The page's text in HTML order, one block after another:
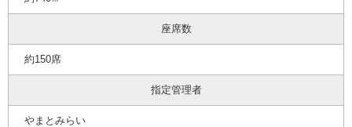
座席数
約150席
指定管理者
やまとみらい